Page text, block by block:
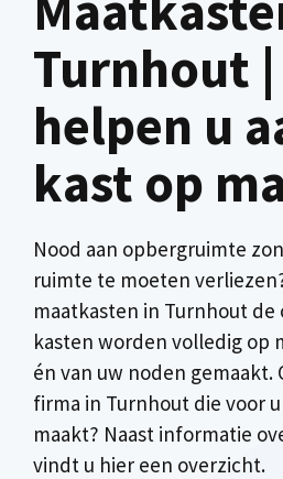
Turnhout
helpen u
kast op
Nood aan opbergruimte
ruimte te moeten
maatkasten in Turnhout de
kasten worden volledig op
én van uw noden gemaakt.
firma in Turnhout die voor
maakt? Naast informatie
vindt u hier een overzicht.